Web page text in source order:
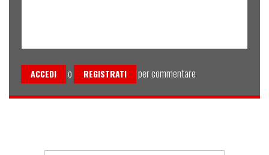
ACCEDI o REGISTRATI per commentare